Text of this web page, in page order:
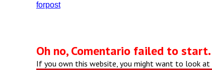
forpost
Oh no, Comentario failed to start.
If you own this website, you might want to look